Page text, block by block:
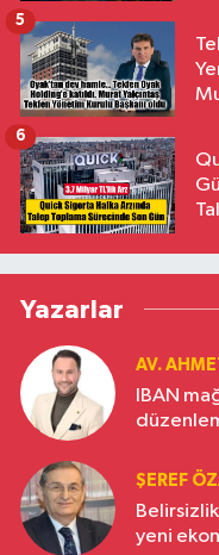
5
6
Yazarlar
AV.
IBAN
ŞEREF
yeni